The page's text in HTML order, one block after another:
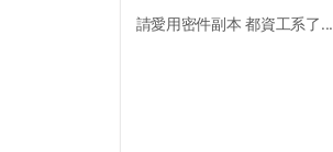
請愛用密件副本 都資工系了...